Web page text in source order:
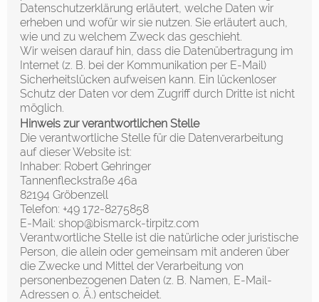
Datenschutzerklärung erläutert, welche Daten wir
erheben und wofür wir sie nutzen. Sie erläutert auch,
wie und zu welchem Zweck das geschieht.
Wir weisen darauf hin, dass die Datenübertragung im
Internet (z. B. bei der Kommunikation per E-Mail)
Sicherheitslücken aufweisen kann. Ein lückenloser
Schutz der Daten vor dem Zugriff durch Dritte ist nicht
möglich.
Hinweis zur verantwortlichen Stelle
Die verantwortliche Stelle für die Datenverarbeitung
auf dieser Website ist:
Inhaber: Robert Gehringer
Tannenfleckstraße 46a
82194 Gröbenzell
Telefon: +49 172-8275858
E-Mail: shop@bismarck-tirpitz.com
Verantwortliche Stelle ist die natürliche oder juristische
Person, die allein oder gemeinsam mit anderen über
die Zwecke und Mittel der Verarbeitung von
personenbezogenen Daten (z. B. Namen, E-Mail-
Adressen o. Ä.) entscheidet.